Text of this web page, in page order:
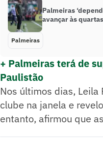
Palmeiras
avançar às
Palmeiras
+ Palmeiras terá de
Paulistão
Nos últimos dias,
clube na janela e
entanto, afirmou que